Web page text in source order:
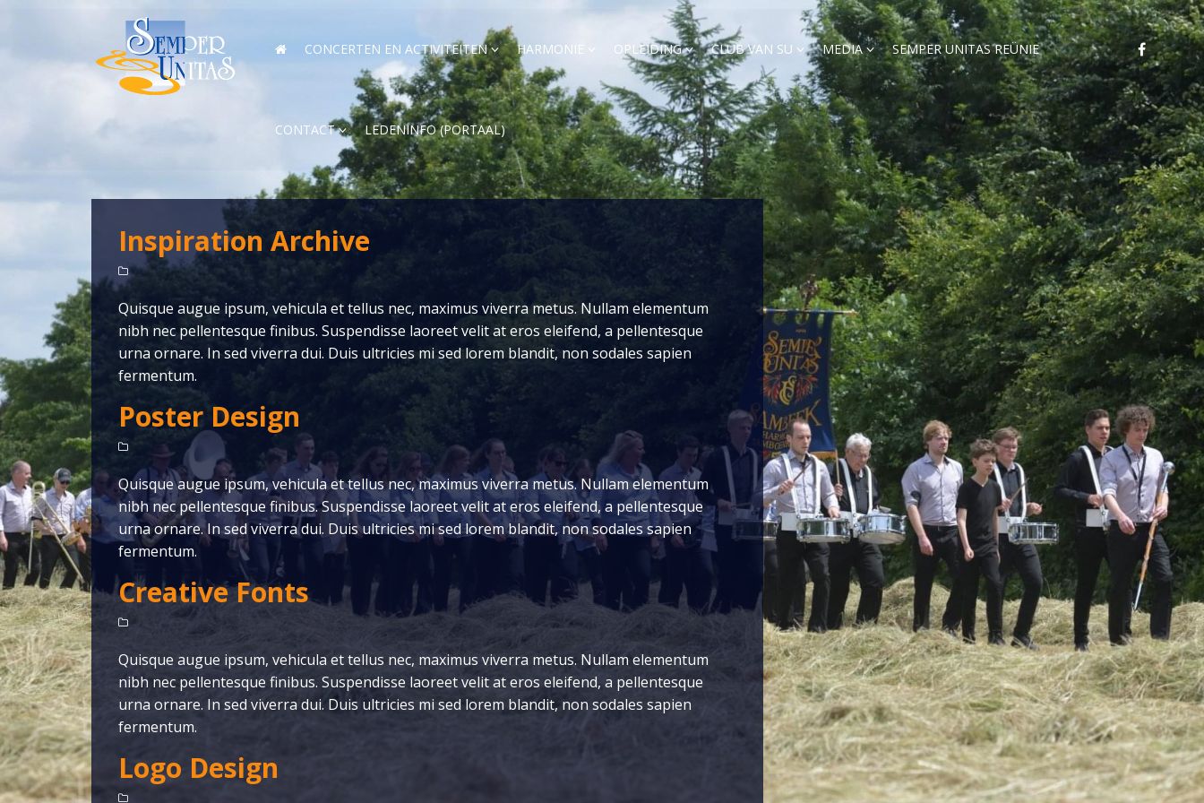
CONCERTEN EN ACTIVITEITEN HARMONIE OPLEIDING CLUB VAN SU MEDIA SEMPER UNITAS REÜNIE
CONTACT LEDENINFO (PORTAAL)
Inspiration Archive
Quisque augue ipsum, vehicula et tellus nec, maximus viverra metus. Nullam elementum
nibh nec pellentesque finibus. Suspendisse laoreet velit at eros eleifend, a pellentesque
urna ornare. In sed viverra dui. Duis ultricies mi sed lorem blandit, non sodales sapien
fermentum.
Poster Design
Quisque augue ipsum, vehicula et tellus nec, maximus viverra metus. Nullam elementum
nibh nec pellentesque finibus. Suspendisse laoreet velit at eros eleifend, a pellentesque
urna ornare. In sed viverra dui. Duis ultricies mi sed lorem blandit, non sodales sapien
fermentum.
Creative Fonts
Quisque augue ipsum, vehicula et tellus nec, maximus viverra metus. Nullam elementum
nibh nec pellentesque finibus. Suspendisse laoreet velit at eros eleifend, a pellentesque
urna ornare. In sed viverra dui. Duis ultricies mi sed lorem blandit, non sodales sapien
fermentum.
Logo Design